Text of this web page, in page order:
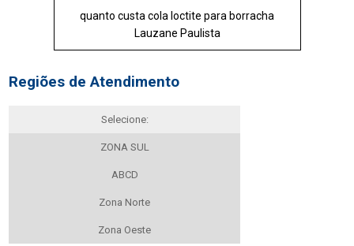
quanto custa cola loctite para borracha
Lauzane Paulista
Regiões de Atendimento
Selecione:
ZONA SUL
ABCD
Zona Norte
Zona Oeste